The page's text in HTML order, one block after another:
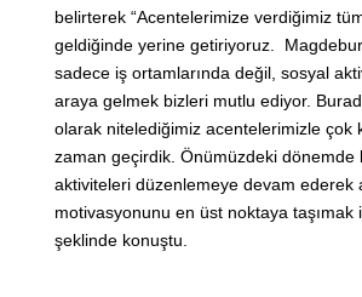
belirterek “Acentelerimize verdiğimiz
geldiğinde yerine getiriyoruz.
sadece iş ortamlarında değil, sosyal
araya gelmek bizleri mutlu ediyor.
olarak nitelediğimiz acentelerimizle çok
zaman geçirdik. Önümüzdeki dönemde
aktiviteleri düzenlemeye devam ederek
motivasyonunu en üst noktaya taşımak
şeklinde konuştu.